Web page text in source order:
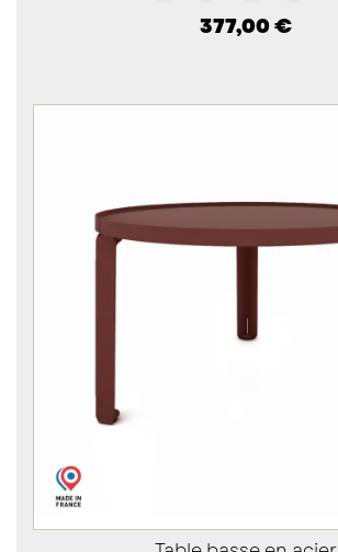
377,00 €